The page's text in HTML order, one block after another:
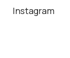
Instagram